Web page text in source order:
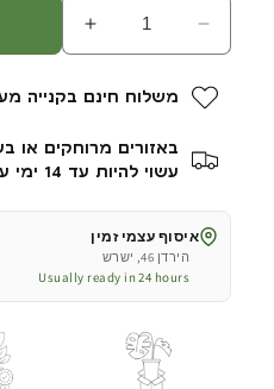
הפחת
כמות
עבור
כד
פמילי
דגם
צבע
חול
ס״מ
הגדל
כמות
עבור
פמילי
דגם
צבע
חול
משלוח חינם בקנייה מעל
באזורים מרוחקים או
עשוי להיות עד 14 ימי עסקים.
איסוף עצמי זמין
הירדן 46, ישרש
Usually ready in 24 hours